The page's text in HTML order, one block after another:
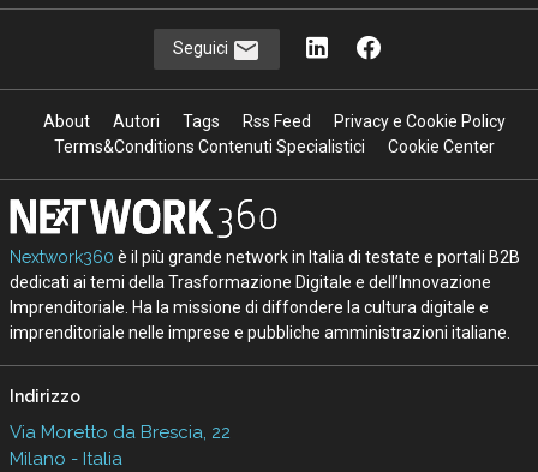
Seguici
About Autori Tags Rss Feed
Privacy e Cookie Policy
Terms&Conditions Contenuti Specialistici
Cookie Center
Nextwork360 è il più grande network in Italia di testate e portali B2B
dedicati ai temi della Trasformazione Digitale e dell’Innovazione
Imprenditoriale. Ha la missione di diffondere la cultura digitale e
imprenditoriale nelle imprese e pubbliche amministrazioni italiane.
Indirizzo
Via Moretto da Brescia, 22
Milano - Italia